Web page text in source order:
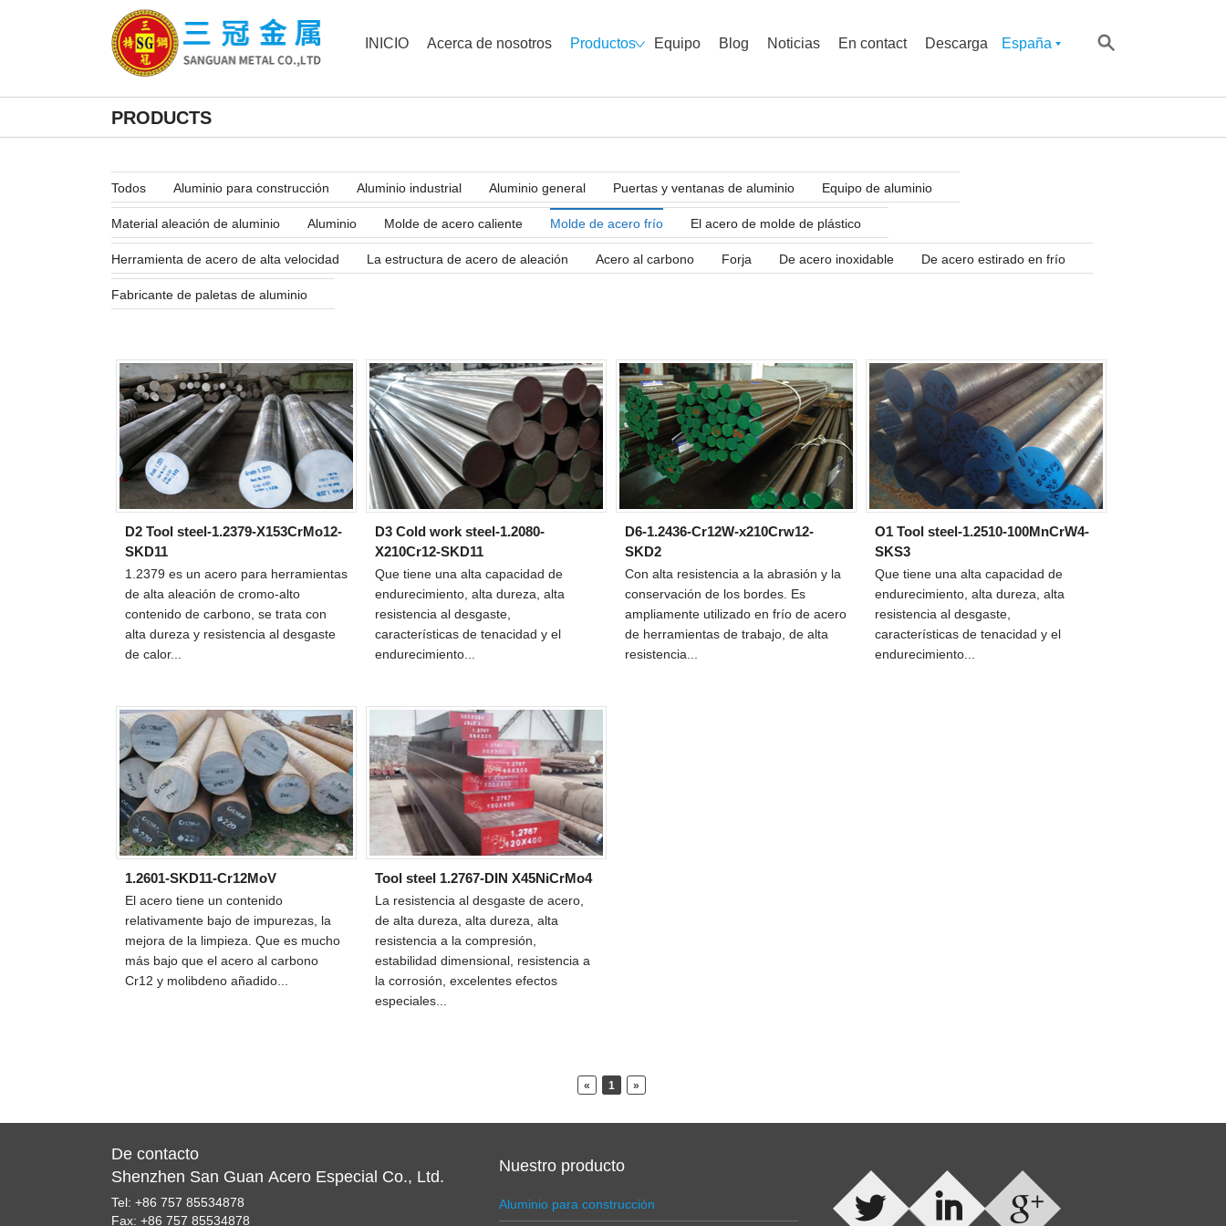
INICIO Acerca de nosotros Productos Equipo Blog Noticias En contact Descarga España
PRODUCTS
Todos Aluminio para construcción Aluminio industrial Aluminio general Puertas y ventanas de aluminio Equipo de aluminio
Material aleación de aluminio Aluminio Molde de acero caliente Molde de acero frío El acero de molde de plástico
Herramienta de acero de alta velocidad La estructura de acero de aleación Acero al carbono Forja De acero inoxidable De acero estirado en frío
Fabricante de paletas de aluminio
D2 Tool steel-1.2379-X153CrMo12-
SKD11
1.2379 es un acero para herramientas
de alta aleación de cromo-alto
contenido de carbono, se trata con
alta dureza y resistencia al desgaste
de calor...
D3 Cold work steel-1.2080-
X210Cr12-SKD11
Que tiene una alta capacidad de
endurecimiento, alta dureza, alta
resistencia al desgaste,
características de tenacidad y el
endurecimiento...
D6-1.2436-Cr12W-x210Crw12-
SKD2
Con alta resistencia a la abrasión y la
conservación de los bordes. Es
ampliamente utilizado en frío de acero
de herramientas de trabajo, de alta
resistencia...
O1 Tool steel-1.2510-100MnCrW4-
SKS3
Que tiene una alta capacidad de
endurecimiento, alta dureza, alta
resistencia al desgaste,
características de tenacidad y el
endurecimiento...
1.2601-SKD11-Cr12MoV
El acero tiene un contenido
relativamente bajo de impurezas, la
mejora de la limpieza. Que es mucho
más bajo que el acero al carbono
Cr12 y molibdeno añadido...
Tool steel 1.2767-DIN X45NiCrMo4
La resistencia al desgaste de acero,
de alta dureza, alta dureza, alta
resistencia a la compresión,
estabilidad dimensional, resistencia a
la corrosión, excelentes efectos
especiales...
« 1 »
De contacto
Shenzhen San Guan Acero Especial Co., Ltd.
Tel: +86 757 85534878
Fax: +86 757 85534878
Nuestro producto
Aluminio para construcción